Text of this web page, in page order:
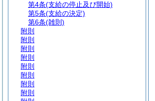
第4条(支給の停止及び開始)
第5条(支給の決定)
第6条(雑則)
附則
附則
附則
附則
附則
附則
附則
附則